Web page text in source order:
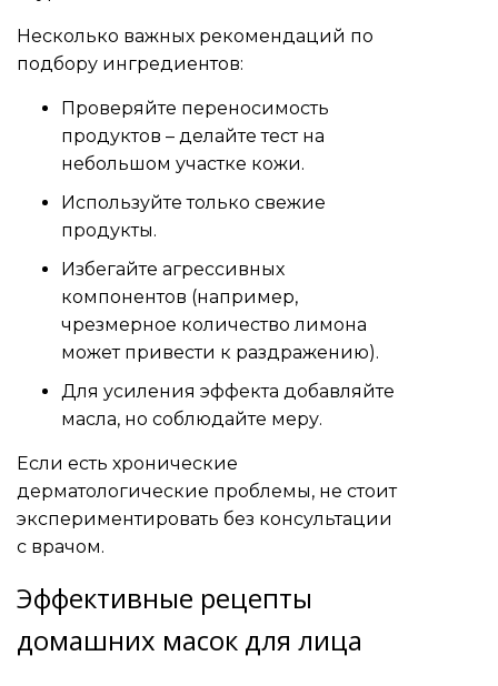
Несколько важных рекомендаций по
подбору ингредиентов:
Проверяйте переносимость
продуктов – делайте тест на
небольшом участке кожи.
Используйте только свежие
продукты.
Избегайте агрессивных
компонентов (например,
чрезмерное количество лимона
может привести к раздражению).
Для усиления эффекта добавляйте
масла, но соблюдайте меру.
Если есть хронические
дерматологические проблемы, не стоит
экспериментировать без консультации
с врачом.
Эффективные рецепты
домашних масок для лица